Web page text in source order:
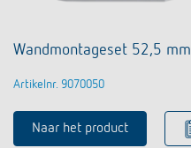
Wandmontageset 52,5 mm
Artikelnr. 9070050
Naar het product